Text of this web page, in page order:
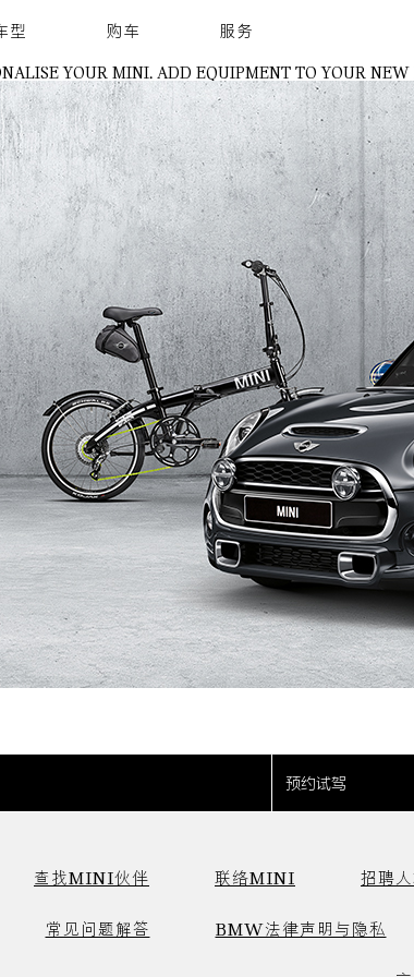
型 购车 服务
YOUR MINI. ADD EQUIPMENT TO YOUR
预约试驾
查找MINI伙伴 联络MINI 招聘人
常见问题解答 BMW法律声明与隐私